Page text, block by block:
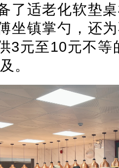
了适老化软垫
坐镇掌勺，还
3元至10元不等
。